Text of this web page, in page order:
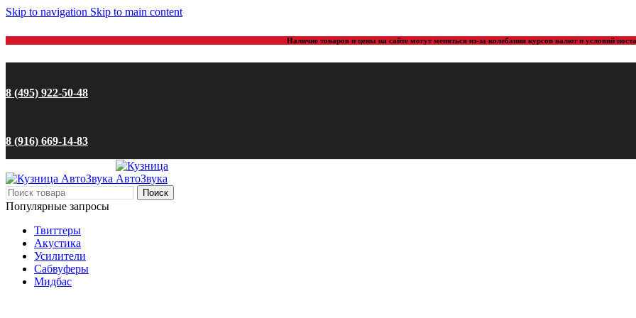
Skip to navigation Skip to main content
Наличие товаров и цены на сайте могут меняться из-за колебания курсов валют и условий
8 (495) 922-50-48
8 (916) 669-14-83
Поиск
Популярные запросы
Твиттеры
Акустика
Усилители
Сабвуферы
Мидбас